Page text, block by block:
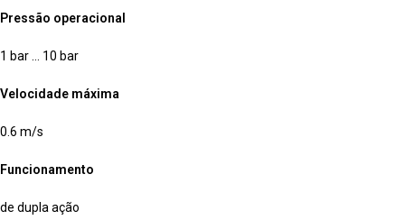
Pressão operacional
1 bar … 10 bar
Velocidade máxima
0.6 m/s
Funcionamento
de dupla ação